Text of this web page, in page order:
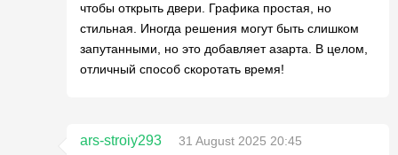
чтобы открыть двери. Графика простая, но
стильная. Иногда решения могут быть слишком
запутанными, но это добавляет азарта. В целом,
отличный способ скоротать время!
ars-stroiy293
31 August 2025 20:45